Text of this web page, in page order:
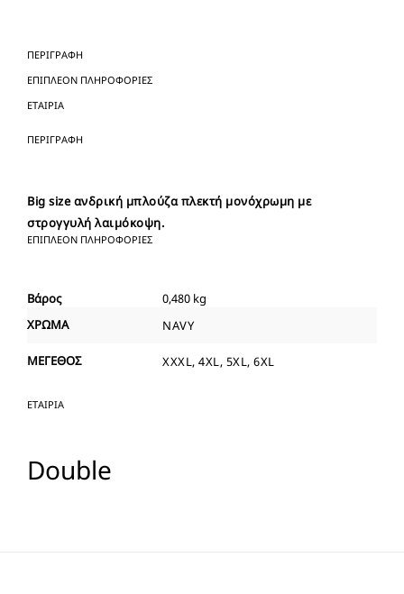
ΠΕΡΙΓΡΑΦΉ
ΕΠΙΠΛΈΟΝ ΠΛΗΡΟΦΟΡΊΕΣ
ΕΤΑΙΡΊΑ
ΠΕΡΙΓΡΑΦΉ
Big size ανδρική μπλούζα πλεκτή μονόχρωμη με
στρογγυλή λαιμόκοψη.
ΕΠΙΠΛΈΟΝ ΠΛΗΡΟΦΟΡΊΕΣ
Βάρος
0,480 kg
ΧΡΩΜΑ
NAVY
ΜΕΓΕΘΟΣ XXXL, 4XL, 5XL, 6XL
ΕΤΑΙΡΊΑ
Double